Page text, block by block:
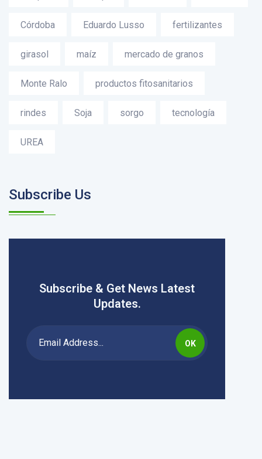
Córdoba Eduardo Lusso fertilizantes
girasol maíz mercado de granos
Monte Ralo productos fitosanitarios
rindes Soja sorgo tecnología
UREA
Subscribe Us
Subscribe & Get News Latest
Updates.
OK